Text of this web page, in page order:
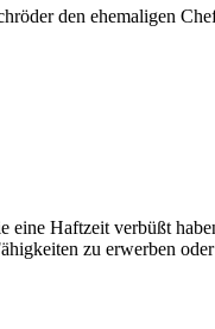
den ehemaligen
Haftzeit verbüßt
zu erwerben